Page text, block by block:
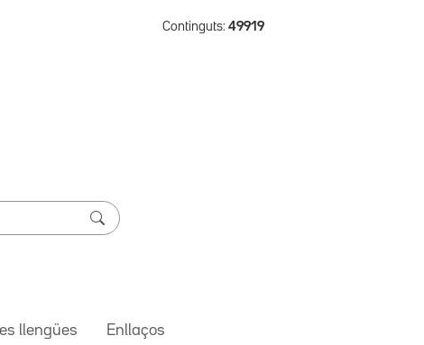
Continguts: 49919
llengües Enllaços